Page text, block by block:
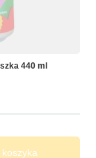
440 ml
koszyka